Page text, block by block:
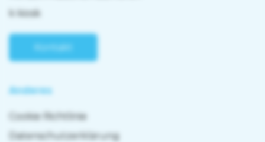
k kiosk
Kontakt
Anderes
Cookie Richtlinie
Datenschutzerklärung